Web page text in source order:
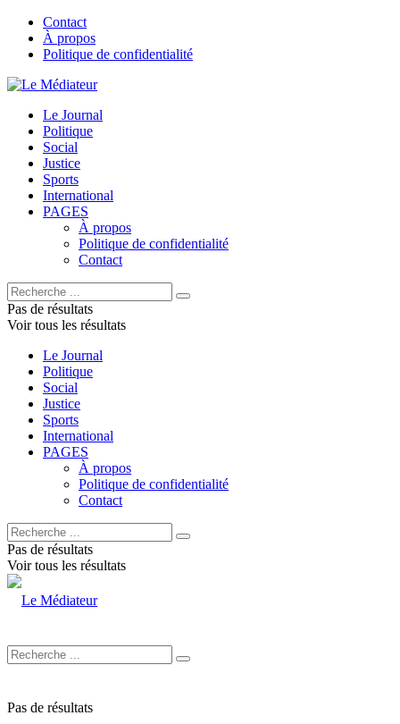
Contact
À propos
Politique de confidentialité
Le Journal
Politique
Social
Justice
Sports
International
PAGES
À propos
Politique de confidentialité
Contact
Pas de résultats
Voir tous les résultats
Le Journal
Politique
Social
Justice
Sports
International
PAGES
À propos
Politique de confidentialité
Contact
Pas de résultats
Voir tous les résultats
Pas de résultats